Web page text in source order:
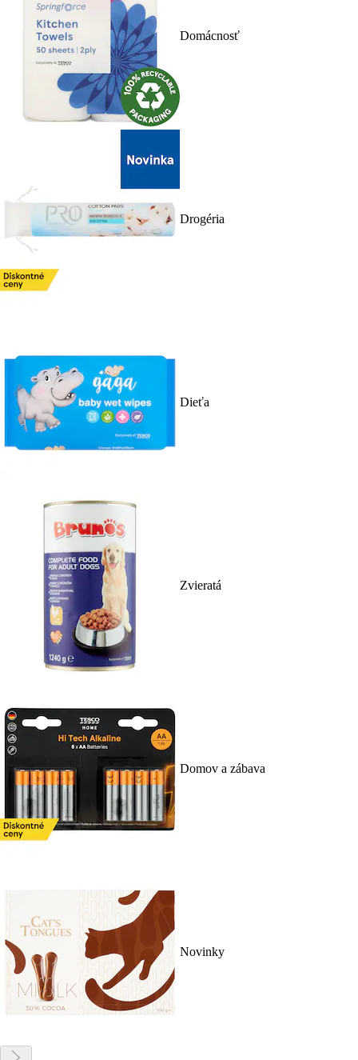
Domácnosť
Drogéria
Dieťa
Zvieratá
Domov a zábava
Novinky